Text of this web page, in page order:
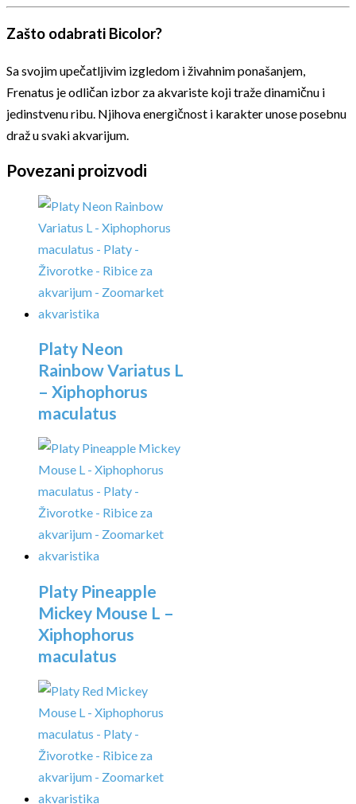
Zašto odabrati Bicolor?
Sa svojim upečatljivim izgledom i živahnim ponašanjem,
Frenatus je odličan izbor za akvariste koji traže dinamičnu i
jedinstvenu ribu. Njihova energičnost i karakter unose posebnu
draž u svaki akvarijum.
Povezani proizvodi
Platy Neon
Rainbow Variatus L
– Xiphophorus
maculatus
Platy Pineapple
Mickey Mouse L –
Xiphophorus
maculatus